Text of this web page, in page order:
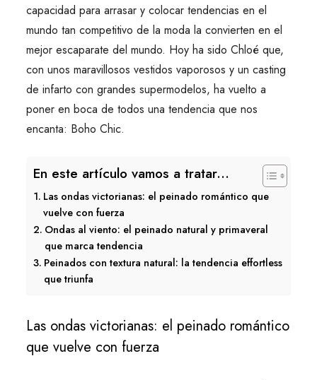
capacidad para arrasar y colocar tendencias en el
mundo tan competitivo de la moda la convierten en el
mejor escaparate del mundo. Hoy ha sido Chloé que,
con unos maravillosos vestidos vaporosos y un casting
de infarto con grandes supermodelos, ha vuelto a
poner en boca de todos una tendencia que nos
encanta: Boho Chic.
En este artículo vamos a tratar...
Las ondas victorianas: el peinado romántico que
vuelve con fuerza
Ondas al viento: el peinado natural y primaveral
que marca tendencia
Peinados con textura natural: la tendencia effortless
que triunfa
Las ondas victorianas: el peinado romántico
que vuelve con fuerza